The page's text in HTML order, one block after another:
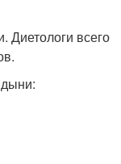
Диетологи всего